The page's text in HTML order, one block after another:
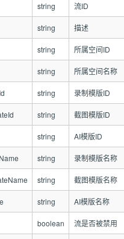
string 流ID
string 描述
string 所属空间ID
string 所属空间名称
string 录制模版ID
string 截图模版ID
string AI模版ID
string 录制模版名称
string 截图模版名称
string AI模版名称
boolean 流是否被禁用